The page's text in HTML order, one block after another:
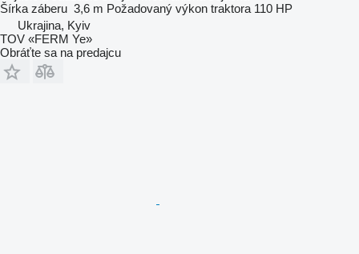
Šírka záberu 3,6 m Požadovaný výkon traktora 110 HP
Ukrajina, Kyiv
TOV «FERM Ye»
Obráťte sa na predajcu